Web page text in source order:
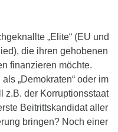
„Elite“ (EU und
die ihren gehobenen
finanzieren möchte.
„Demokraten“ oder im
z.B. der Korruptionsstaat
Beitrittskandidat aller
bringen? Noch einer